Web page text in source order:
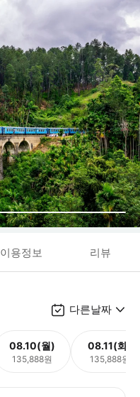
이용정보 리뷰
다른날짜
08.10(월)
135,888원
08.11(화)
135,888원